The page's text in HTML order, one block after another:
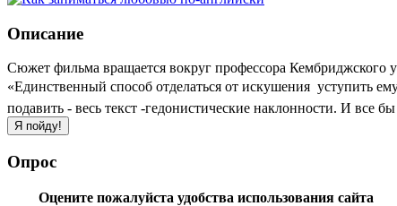
Описание
Сюжет фильма вращается вокруг профессора Кембриджского
«Единственный способ отделаться от искушения  уступить
подавить - весь текст -гедонистические наклонности. И все
Опрос
Оцените пожалуйста удобства использования сайта